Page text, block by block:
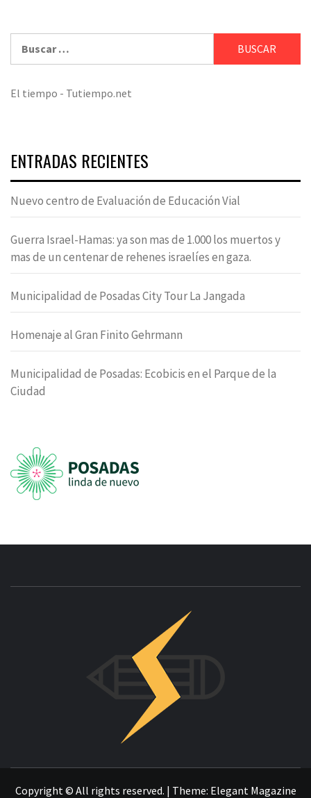
El tiempo - Tutiempo.net
ENTRADAS RECIENTES
Nuevo centro de Evaluación de Educación Vial
Guerra Israel-Hamas: ya son mas de 1.000 los muertos y
mas de un centenar de rehenes israelíes en gaza.
Municipalidad de Posadas City Tour La Jangada
Homenaje al Gran Finito Gehrmann
Municipalidad de Posadas: Ecobicis en el Parque de la
Ciudad
Copyright © All rights reserved. | Theme: Elegant Magazine